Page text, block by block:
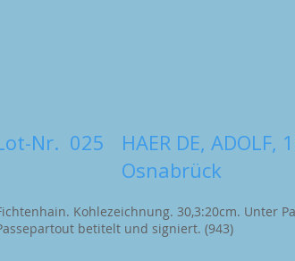
Nr. 025
HAER DE,
Osnabrück
Kohlezeichnung. 30,3:20cm. Unter
betitelt und signiert. (943)